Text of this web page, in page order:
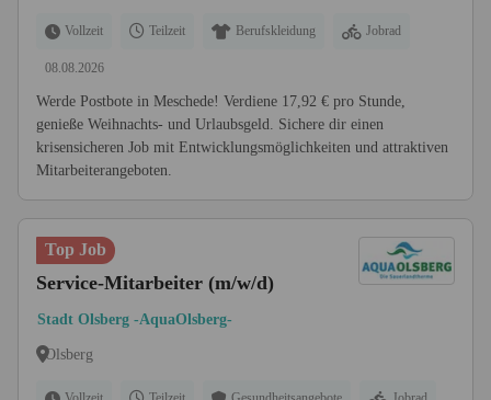
Vollzeit Teilzeit Berufskleidung Jobrad
08.08.2026
Werde Postbote in Meschede! Verdiene 17,92 € pro Stunde,
genieße Weihnachts- und Urlaubsgeld. Sichere dir einen
krisensicheren Job mit Entwicklungsmöglichkeiten und attraktiven
Mitarbeiterangeboten.
Top Job
Service-Mitarbeiter (m/w/d)
Stadt Olsberg -AquaOlsberg-
Olsberg